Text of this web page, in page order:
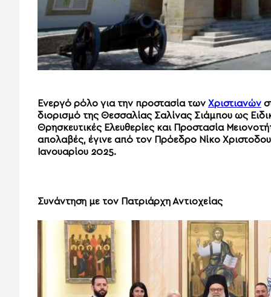
Ενεργό ρόλο για την προστασία των Χριστιανών
διορισμό της Θεσσαλίας Σαλίνας Σιάμπου ως
Θρησκευτικές Ελευθερίες και Προστασία
απολαβές, έγινε από τον Πρόεδρο Νίκο
Ιανουαρίου 2025.
Συνάντηση με τον Πατριάρχη Αντιοχείας